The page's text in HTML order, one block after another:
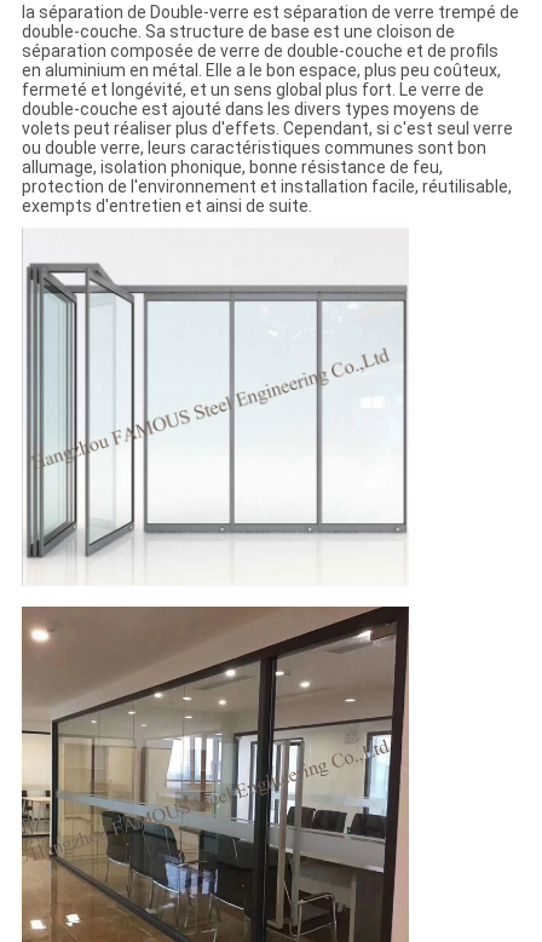
la séparation de Double-verre est séparation de verre trempé de
double-couche. Sa structure de base est une cloison de
séparation composée de verre de double-couche et de profils
en aluminium en métal. Elle a le bon espace, plus peu coûteux,
fermeté et longévité, et un sens global plus fort. Le verre de
double-couche est ajouté dans les divers types moyens de
volets peut réaliser plus d'effets. Cependant, si c'est seul verre
ou double verre, leurs caractéristiques communes sont bon
allumage, isolation phonique, bonne résistance de feu,
protection de l'environnement et installation facile, réutilisable,
exempts d'entretien et ainsi de suite.